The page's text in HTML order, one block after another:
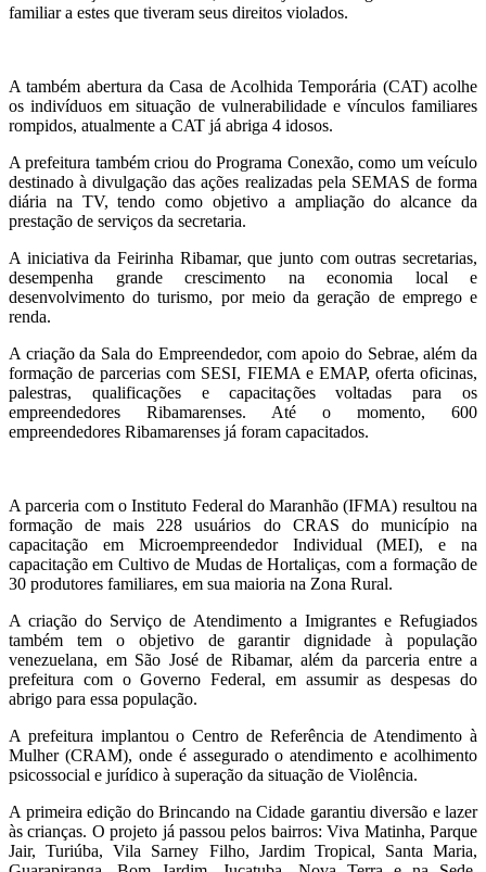
familiar a estes que tiveram seus direitos violados.
A também abertura da Casa de Acolhida Temporária (CAT) acolhe
os indivíduos em situação de vulnerabilidade e vínculos familiares
rompidos, atualmente a CAT já abriga 4 idosos.
A prefeitura também criou do Programa Conexão, como um veículo
destinado à divulgação das ações realizadas pela SEMAS de forma
diária na TV, tendo como objetivo a ampliação do alcance da
prestação de serviços da secretaria.
A iniciativa da Feirinha Ribamar, que junto com outras secretarias,
desempenha grande crescimento na economia local e
desenvolvimento do turismo, por meio da geração de emprego e
renda.
A criação da Sala do Empreendedor, com apoio do Sebrae, além da
formação de parcerias com SESI, FIEMA e EMAP, oferta oficinas,
palestras, qualificações e capacitações voltadas para os
empreendedores Ribamarenses. Até o momento, 600
empreendedores Ribamarenses já foram capacitados.
A parceria com o Instituto Federal do Maranhão (IFMA) resultou na
formação de mais 228 usuários do CRAS do município na
capacitação em Microempreendedor Individual (MEI), e na
capacitação em Cultivo de Mudas de Hortaliças, com a formação de
30 produtores familiares, em sua maioria na Zona Rural.
A criação do Serviço de Atendimento a Imigrantes e Refugiados
também tem o objetivo de garantir dignidade à população
venezuelana, em São José de Ribamar, além da parceria entre a
prefeitura com o Governo Federal, em assumir as despesas do
abrigo para essa população.
A prefeitura implantou o Centro de Referência de Atendimento à
Mulher (CRAM), onde é assegurado o atendimento e acolhimento
psicossocial e jurídico à superação da situação de Violência.
A primeira edição do Brincando na Cidade garantiu diversão e lazer
às crianças. O projeto já passou pelos bairros: Viva Matinha, Parque
Jair, Turiúba, Vila Sarney Filho, Jardim Tropical, Santa Maria,